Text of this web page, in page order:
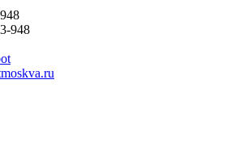
948